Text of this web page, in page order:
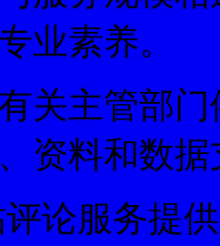
业素养。
有关主管部
资料和数
论服务提